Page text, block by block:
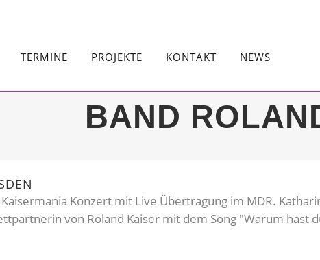
TERMINE PROJEKTE KONTAKT NEWS
BAND
Konzert mit Live Übertragung im MDR.
von Roland Kaiser mit dem Song "Warum hast